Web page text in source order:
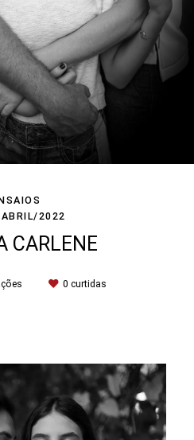
2022
CARLENE
0 curtidas